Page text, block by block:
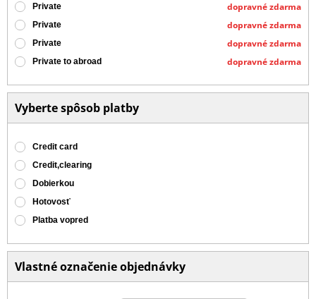
Private dopravné zdarma
Private dopravné zdarma
Private dopravné zdarma
Private to abroad dopravné zdarma
Vyberte spôsob platby
Credit card
Credit,clearing
Dobierkou
Hotovosť
Platba vopred
Vlastné označenie objednávky